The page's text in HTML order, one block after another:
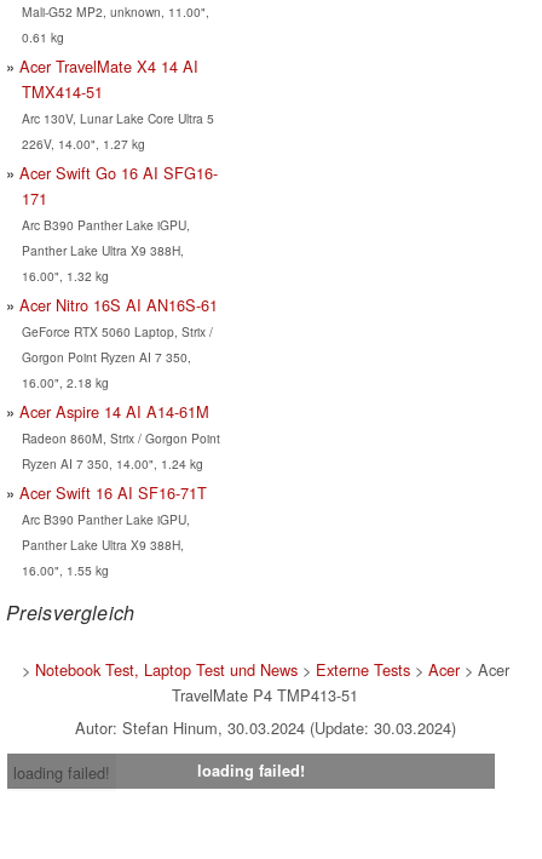
Mali-G52 MP2, unknown, 11.00",
0.61 kg
Acer TravelMate X4 14 AI
TMX414-51
Arc 130V, Lunar Lake Core Ultra 5
226V, 14.00", 1.27 kg
Acer Swift Go 16 AI SFG16-
171
Arc B390 Panther Lake iGPU,
Panther Lake Ultra X9 388H,
16.00", 1.32 kg
Acer Nitro 16S AI AN16S-61
GeForce RTX 5060 Laptop, Strix /
Gorgon Point Ryzen AI 7 350,
16.00", 2.18 kg
Acer Aspire 14 AI A14-61M
Radeon 860M, Strix / Gorgon Point
Ryzen AI 7 350, 14.00", 1.24 kg
Acer Swift 16 AI SF16-71T
Arc B390 Panther Lake iGPU,
Panther Lake Ultra X9 388H,
16.00", 1.55 kg
Preisvergleich
> Notebook Test, Laptop Test und News> Externe Tests> Acer> Acer
TravelMate P4 TMP413-51
Autor: Stefan Hinum, 30.03.2024 (Update: 30.03.2024)
loading failed!
loading failed!